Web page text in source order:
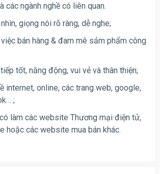
các ngành nghề có liên quan.
giọng nói rõ ràng, dễ nghe;
bán hàng & đam mê sảm phẩm công
tốt, năng động, vui vẻ và thân thiện;
internet, online, các trang web, google,
;
làm các website Thương mại điện tử,
hoặc các website mua bán khác.